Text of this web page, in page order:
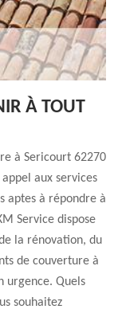
À TOUT
à Sericourt 62270
appel aux services
aptes à répondre à
Service dispose
la rénovation, du
de couverture à
urgence. Quels
souhaitez